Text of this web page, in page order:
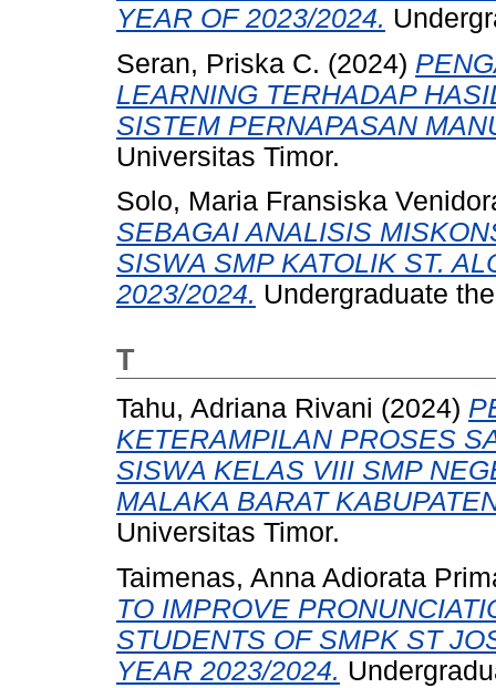
YEAR OF 2023/2024.
Seran, Priska C. (2024)
LEARNING TERHADAP
SISTEM PERNAPASAN
Universitas Timor.
Solo, Maria Fransiska
SEBAGAI ANALISIS
SISWA SMP KATOLIK ST.
2023/2024. Undergraduate
T
Tahu, Adriana Rivani (2024)
KETERAMPILAN PROSES
SISWA KELAS VIII SMP
MALAKA BARAT
Universitas Timor.
Taimenas, Anna Adiorata
TO IMPROVE
STUDENTS OF SMPK ST
YEAR 2023/2024.